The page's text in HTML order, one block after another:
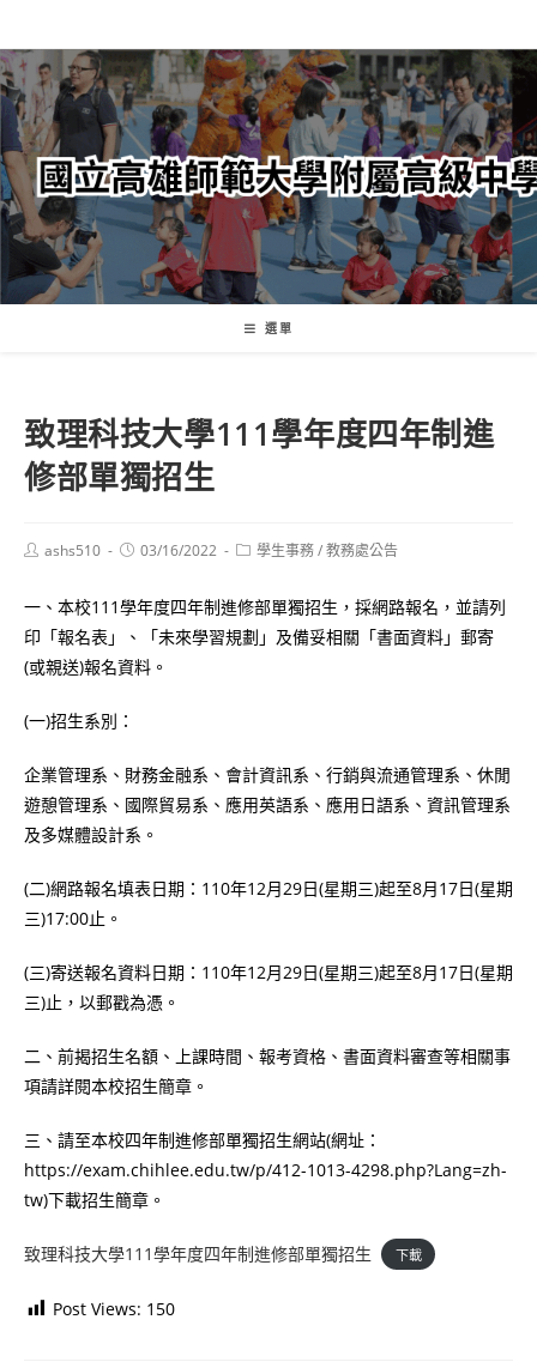
轉
至
主
內
容
選單
致理科技大學111學年度四年制進
修部單獨招生
Postashs510
Post03/16/2022
Post學生事務/教務處公告
一、本校111學年度四年制進修部單獨招生，採網路報名，並請列
印「報名表」、「未來學習規劃」及備妥相關「書面資料」郵寄
(或親送)報名資料。
(一)招生系別：
企業管理系、財務金融系、會計資訊系、行銷與流通管理系、休閒
遊憩管理系、國際貿易系、應用英語系、應用日語系、資訊管理系
及多媒體設計系。
(二)網路報名填表日期：110年12月29日(星期三)起至8月17日(星期
三)17:00止。
(三)寄送報名資料日期：110年12月29日(星期三)起至8月17日(星期
三)止，以郵戳為憑。
二、前揭招生名額、上課時間、報考資格、書面資料審查等相關事
項請詳閱本校招生簡章。
三、請至本校四年制進修部單獨招生網站(網址：
https://exam.chihlee.edu.tw/p/412-1013-4298.php?Lang=zh-
tw)下載招生簡章。
致理科技大學111學年度四年制進修部單獨招生 下載
Post Views: 150